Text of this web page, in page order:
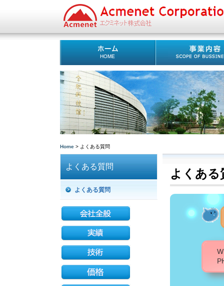
Home > よくある質問
よくある
よくある質問
よくある質問